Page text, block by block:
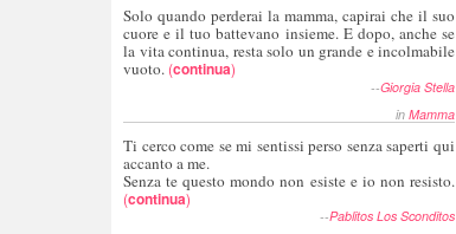
Solo quando perderai la mamma, capirai che il suo
cuore e il tuo battevano insieme. E dopo, anche se
la vita continua, resta solo un grande e incolmabile
vuoto. (continua)
--Giorgia Stella
in Mamma
Ti cerco come se mi sentissi perso senza saperti qui
accanto a me.
Senza te questo mondo non esiste e io non resisto.
(continua)
--Pablitos Los Sconditos